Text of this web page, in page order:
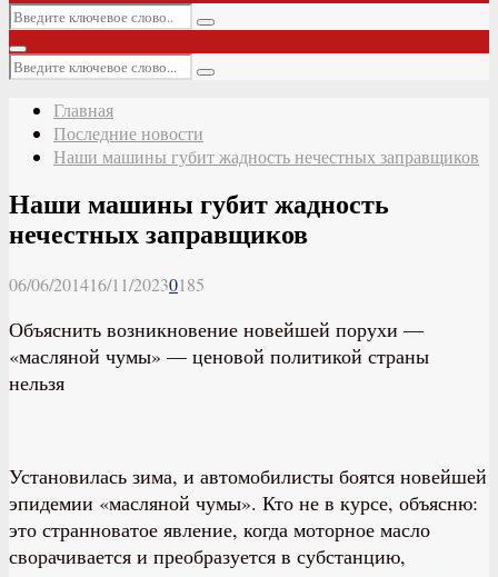
Искать:
Поиск
Основное
меню
Искать:
Поиск
Главная
Последние новости
Наши машины губит жадность нечестных заправщиков
Наши машины губит жадность
нечестных заправщиков
06/06/201416/11/20230185
Объяснить возникновение новейшей порухи —
«масляной чумы» — ценовой политикой страны
нельзя
Установилась зима, и автомобилисты боятся новейшей
эпидемии «масляной чумы». Кто не в курсе, объясню:
это странноватое явление, когда моторное масло
сворачивается и преобразуется в субстанцию,